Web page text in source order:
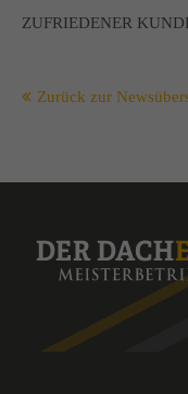
ZUFRIEDENER
Zurück zur